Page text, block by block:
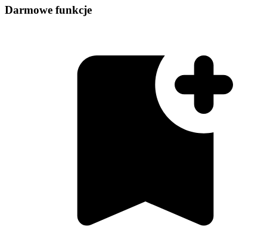
Darmowe funkcje